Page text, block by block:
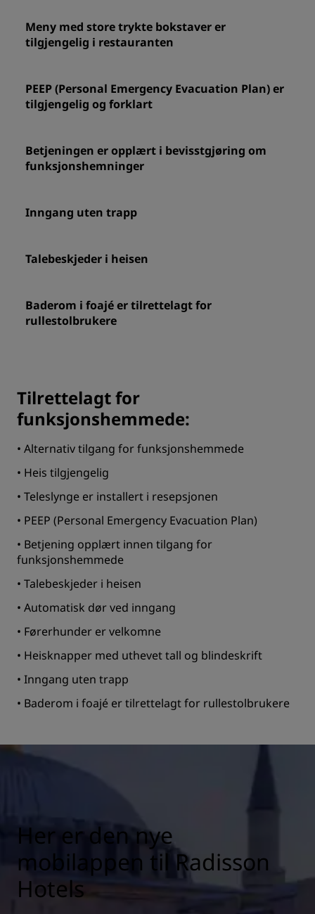
Meny med store trykte bokstaver er
tilgjengelig i restauranten
PEEP (Personal Emergency Evacuation Plan) er
tilgjengelig og forklart
Betjeningen er opplært i bevisstgjøring om
funksjonshemninger
Inngang uten trapp
Talebeskjeder i heisen
Baderom i foajé er tilrettelagt for
rullestolbrukere
Tilrettelagt for
funksjonshemmede:
• Alternativ tilgang for funksjonshemmede
• Heis tilgjengelig
• Teleslynge er installert i resepsjonen
• PEEP (Personal Emergency Evacuation Plan)
• Betjening opplært innen tilgang for
funksjonshemmede
• Talebeskjeder i heisen
• Automatisk dør ved inngang
• Førerhunder er velkomne
• Heisknapper med uthevet tall og blindeskrift
• Inngang uten trapp
• Baderom i foajé er tilrettelagt for rullestolbrukere
Her er den nye
mobilappen til Radisson
Hotels